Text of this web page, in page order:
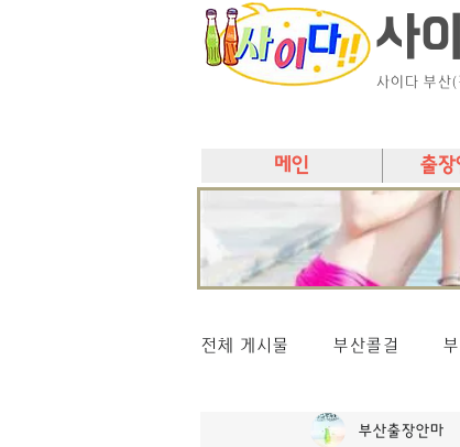
사
사이다 부산
메인 출장
전체 게시물 부산콜걸
부산출장안마